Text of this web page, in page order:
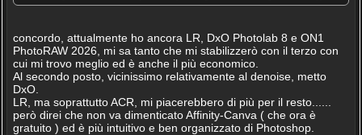
concordo, attualmente ho ancora LR, DxO Photolab 8 e ON1
PhotoRAW 2026, mi sa tanto che mi stabilizzerò con il terzo con
cui mi trovo meglio ed è anche il più economico.
Al secondo posto, vicinissimo relativamente al denoise, metto
DxO.
LR, ma soprattutto ACR, mi piacerebbero di più per il resto......
però direi che non va dimenticato Affinity-Canva ( che ora è
gratuito ) ed è più intuitivo e ben organizzato di Photoshop.